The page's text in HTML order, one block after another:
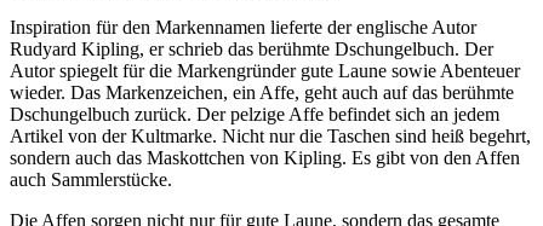
Inspiration für den Markennamen lieferte der englische Autor
Rudyard Kipling, er schrieb das berühmte Dschungelbuch. Der
Autor spiegelt für die Markengründer gute Laune sowie Abenteuer
wieder. Das Markenzeichen, ein Affe, geht auch auf das berühmte
Dschungelbuch zurück. Der pelzige Affe befindet sich an jedem
Artikel von der Kultmarke. Nicht nur die Taschen sind heiß begehrt,
sondern auch das Maskottchen von Kipling. Es gibt von den Affen
auch Sammlerstücke.
Die Affen sorgen nicht nur für gute Laune, sondern das gesamte